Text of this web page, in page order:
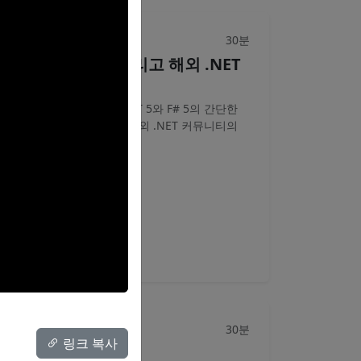
30분
.NET 5 와 F# 5, 그리고 해외 .NET
10월 정식 출시 예정인 .NET 5와 F# 5의 간단한
특징에 대해서 살펴보고, 해외 .NET 커뮤니티의
패널 토론 30분
패널 토크링크 복사